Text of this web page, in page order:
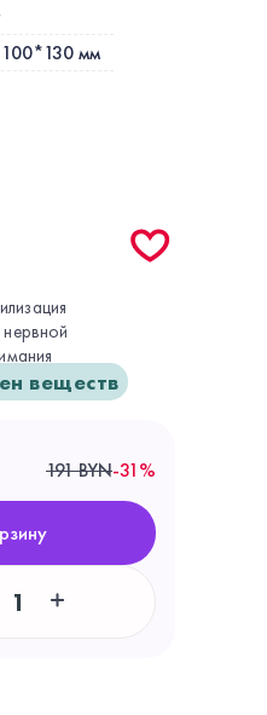
мм
веществ
191 BYN-31%
1